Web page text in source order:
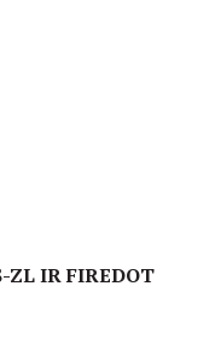
ZL IR FIREDOT